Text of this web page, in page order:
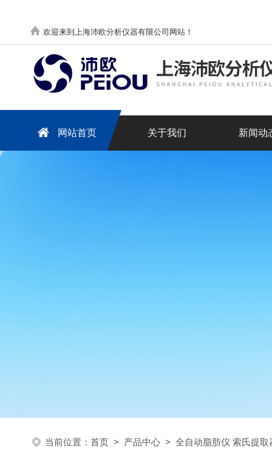
欢迎来到上海沛欧分析仪器有限公司网站！
网站首页 关于我们 新闻动
当前位置： 首页 > 产品中心 > 全自动脂肪仪 索氏提取